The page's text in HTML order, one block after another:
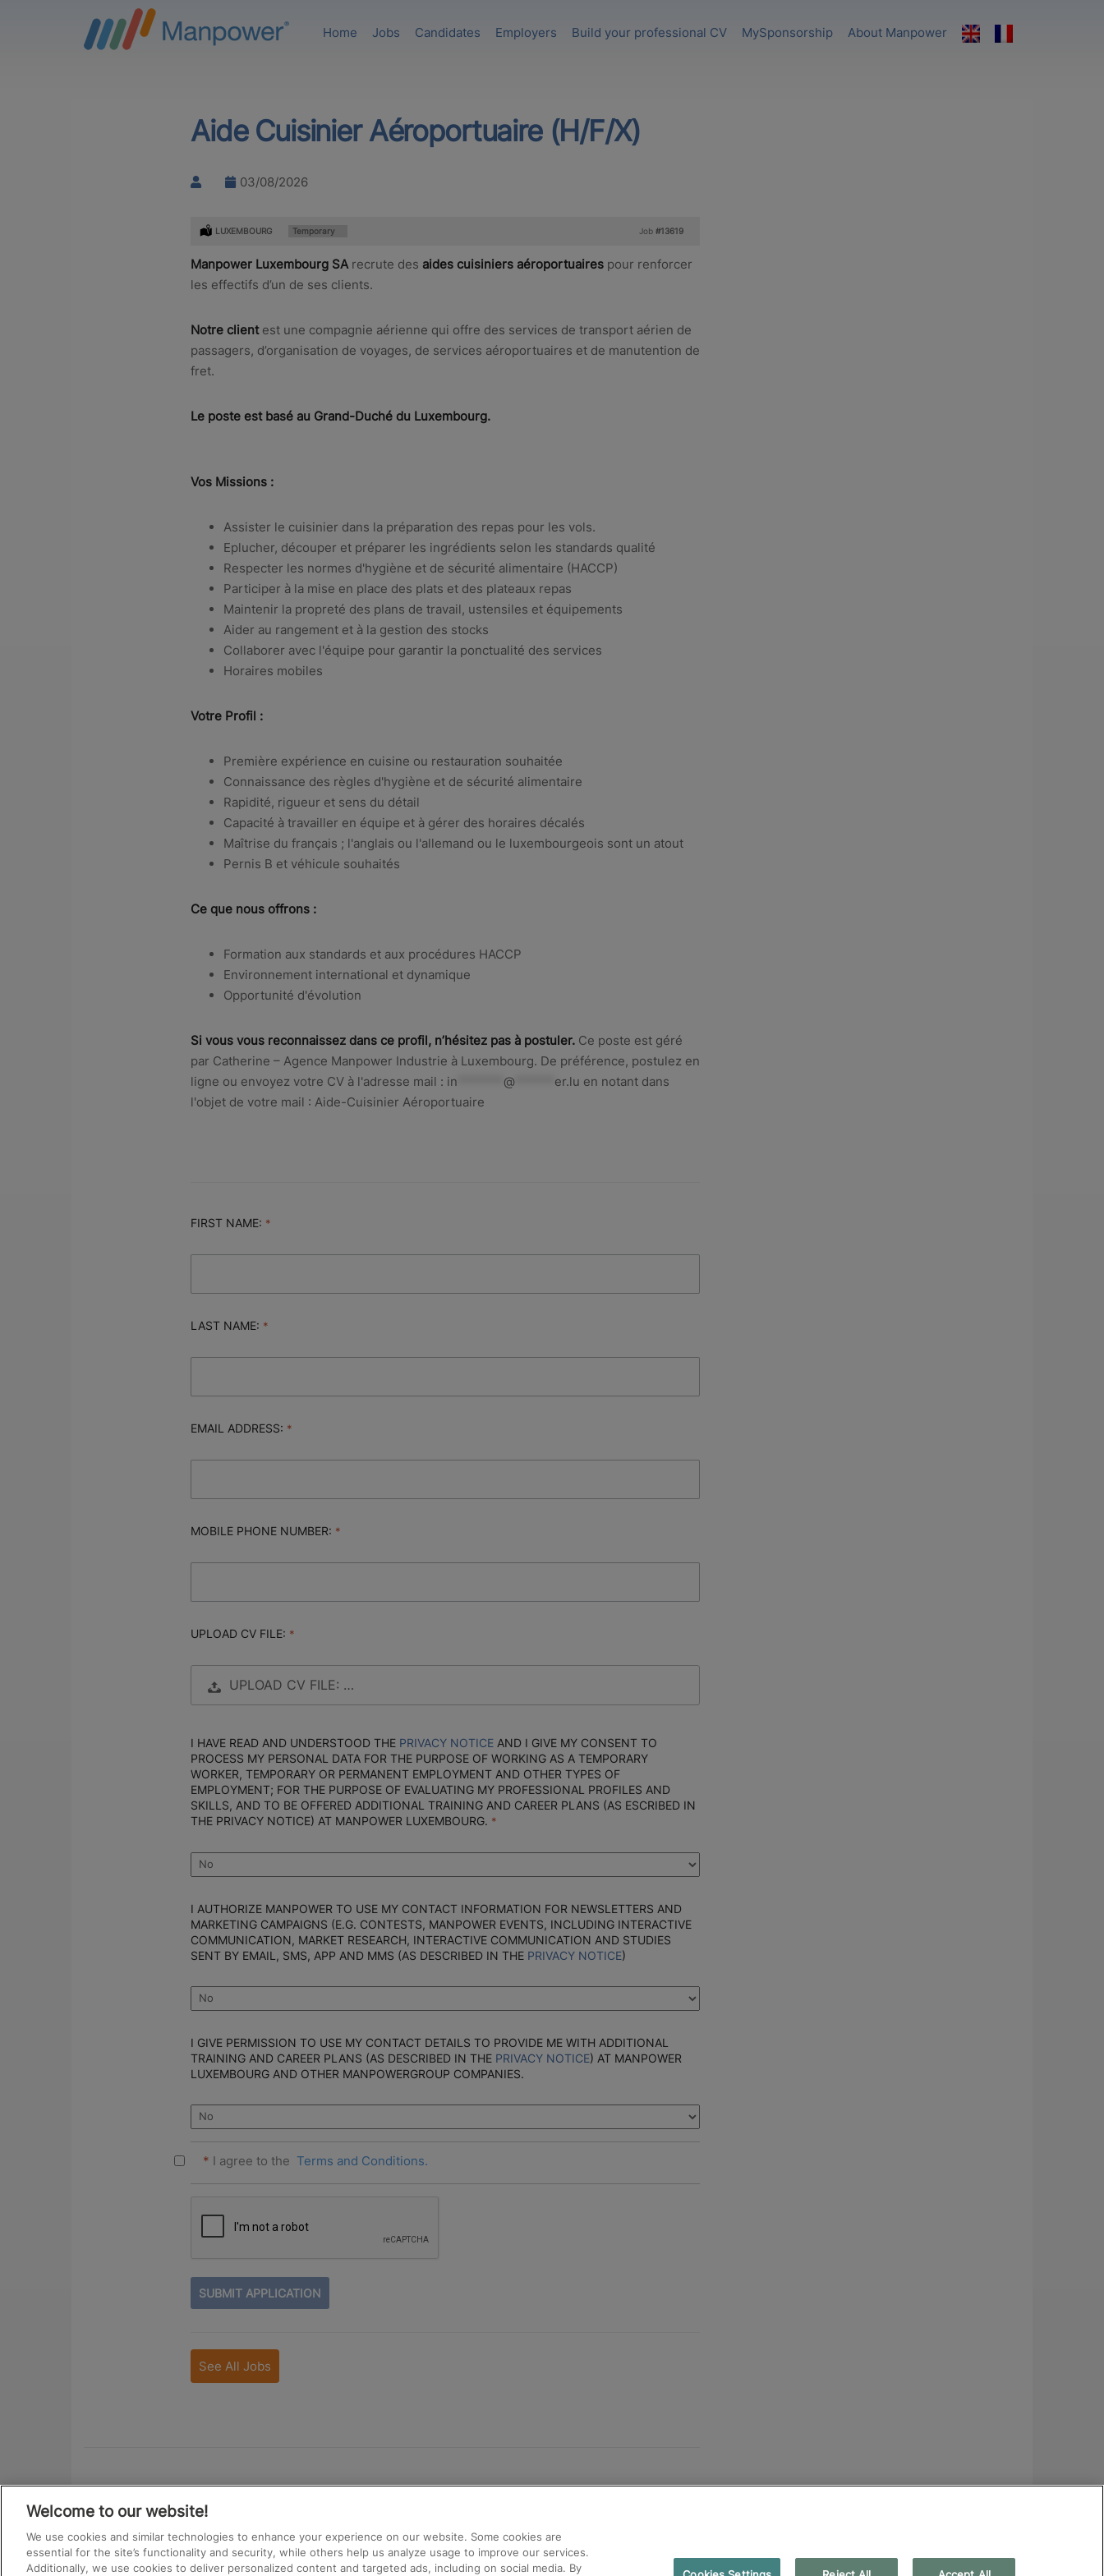
Home Jobs Candidates Employers Build your professional CV MySponsorship About Manpower
Aide Cuisinier Aéroportuaire (H/F/X)
03/08/2026
Location:
LUXEMBOURG Type:
Temporary Job #13619
Manpower Luxembourg SArecrute des aides cuisiniers aéroportuairespour renforcer
les effectifs d’un de ses clients.
Notre clientest une compagnie aérienne qui offre des services de transport aérien de
passagers, d’organisation de voyages, de services aéroportuaires et de manutention de
fret.
Le poste est basé au Grand-Duché du Luxembourg.
Vos Missions :
Assister le cuisinier dans la préparation des repas pour les vols.
Eplucher, découper et préparer les ingrédients selon les standards qualité
Respecter les normes d'hygiène et de sécurité alimentaire (HACCP)
Participer à la mise en place des plats et des plateaux repas
Maintenir la propreté des plans de travail, ustensiles et équipements
Aider au rangement et à la gestion des stocks
Collaborer avec l'équipe pour garantir la ponctualité des services
Horaires mobiles
Votre Profil :
Première expérience en cuisine ou restauration souhaitée
Connaissance des règles d'hygiène et de sécurité alimentaire
Rapidité, rigueur et sens du détail
Capacité à travailler en équipe et à gérer des horaires décalés
Maîtrise du français ; l'anglais ou l'allemand ou le luxembourgeois sont un atout
Pernis B et véhicule souhaités
Ce que nous offrons :
Formation aux standards et aux procédures HACCP
Environnement international et dynamique
Opportunité d'évolution
Si vous vous reconnaissez dans ce profil, n’hésitez pas à postuler.Ce poste est géré
par Catherine – Agence Manpower Industrie à Luxembourg. De préférence, postulez en
ligne ou envoyez votre CV à l'adresse mail : in @ er.lu en notant dans
l'objet de votre mail : Aide-Cuisinier Aéroportuaire
FIRST NAME:
LAST NAME:
EMAIL ADDRESS:
MOBILE PHONE NUMBER:
UPLOAD CV FILE:
UPLOAD CV FILE: …
I HAVE READ AND UNDERSTOOD THE PRIVACY NOTICEAND I GIVE MY CONSENT TO
PROCESS MY PERSONAL DATA FOR THE PURPOSE OF WORKING AS A TEMPORARY
WORKER, TEMPORARY OR PERMANENT EMPLOYMENT AND OTHER TYPES OF
EMPLOYMENT; FOR THE PURPOSE OF EVALUATING MY PROFESSIONAL PROFILES AND
SKILLS, AND TO BE OFFERED ADDITIONAL TRAINING AND CAREER PLANS (AS ESCRIBED IN
THE PRIVACY NOTICE) AT MANPOWER LUXEMBOURG.
I AUTHORIZE MANPOWER TO USE MY CONTACT INFORMATION FOR NEWSLETTERS AND
MARKETING CAMPAIGNS (E.G. CONTESTS, MANPOWER EVENTS, INCLUDING INTERACTIVE
COMMUNICATION, MARKET RESEARCH, INTERACTIVE COMMUNICATION AND STUDIES
SENT BY EMAIL, SMS, APP AND MMS (AS DESCRIBED IN THE PRIVACY NOTICE)
I GIVE PERMISSION TO USE MY CONTACT DETAILS TO PROVIDE ME WITH ADDITIONAL
TRAINING AND CAREER PLANS (AS DESCRIBED IN THE PRIVACY NOTICE) AT MANPOWER
LUXEMBOURG AND OTHER MANPOWERGROUP COMPANIES.
* I agree to the Terms and Conditions.
PEOPLE
SHOULD
NOT
PUT
See All Jobs
Welcome to our website!
We use cookies and similar technologies to enhance your experience on our website. Some cookies are
essential for the site’s functionality and security, while others help us analyze usage to improve our services.
Additionally, we use cookies to deliver personalized content and targeted ads, including on social media. By